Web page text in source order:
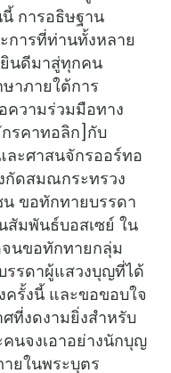
นี้ การอธิษฐาน
การที่ท่านทั้งหลาย
นดีมาสู่ทุกคน
าภายใต้การ
วามร่วมมือทาง
รคาทอลิก]กับ
ะศาสนจักรออร์ทอ
กัดสมณกระทรวง
น ขอทักทายบรรดา
มพันธ์บอสเซย์ ใน
นขอทักทายกลุ่ม
รรดาผู้แสวงบุญที่ได้
ครั้งนี้ และขอขอบใจ
ที่งดงามยิ่งสำหรับ
นจงเอาอย่างนักบุญ
ยในพระบุตร